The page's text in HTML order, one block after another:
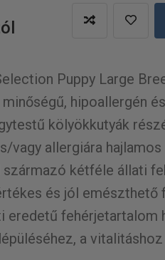
Puppy Large
hipoallergén
kölyökkutyák
vagy allergiára
származó kétféle állati
és jól emészthető
eredetű fehérjetartalom
a